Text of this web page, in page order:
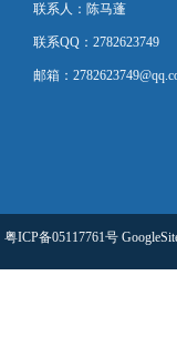
联系人：陈马蓬
联系QQ：2782623749
邮箱：
粤ICP备05117761号